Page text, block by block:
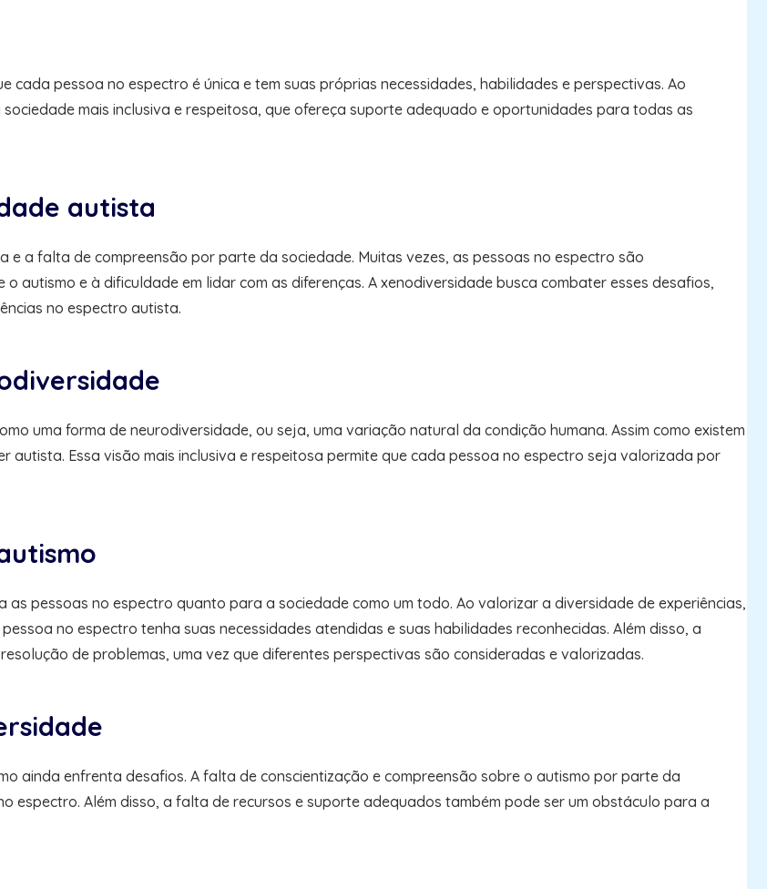
cada pessoa no espectro é única e tem suas próprias necessidades, habilidades e perspectivas. Ao
mais inclusiva e respeitosa, que ofereça suporte adequado e oportunidades para todas as
autista
a falta de compreensão por parte da sociedade. Muitas vezes, as pessoas no espectro são
autismo e à dificuldade em lidar com as diferenças. A xenodiversidade busca combater esses desafios,
no espectro autista.
uma forma de neurodiversidade, ou seja, uma variação natural da condição humana. Assim como existem
autista. Essa visão mais inclusiva e respeitosa permite que cada pessoa no espectro seja valorizada por
pessoas no espectro quanto para a sociedade como um todo. Ao valorizar a diversidade de experiências,
no espectro tenha suas necessidades atendidas e suas habilidades reconhecidas. Além disso, a
de problemas, uma vez que diferentes perspectivas são consideradas e valorizadas.
ainda enfrenta desafios. A falta de conscientização e compreensão sobre o autismo por parte da
espectro. Além disso, a falta de recursos e suporte adequados também pode ser um obstáculo para a